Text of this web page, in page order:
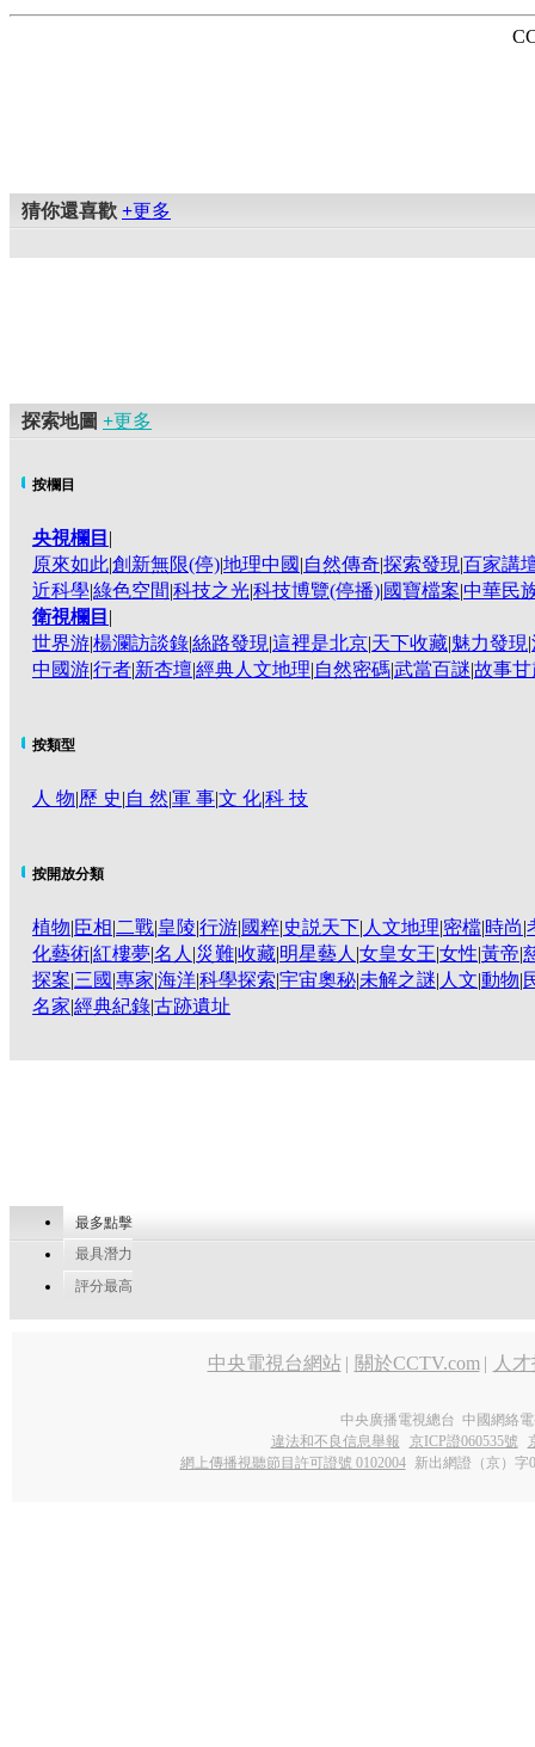
猜你還喜歡 +更多
探索地圖 +更多
按欄目
央視欄目 |
原來如此|創新無限(停)|地理中國|自然傳奇|探索發現|百家講
近科學|綠色空間|科技之光|科技博覽(停播)|國寶檔案|中華民
衛視欄目 |
世界游|楊瀾訪談錄|絲路發現|這裡是北京|天下收藏|魅力發現|
中國游|行者|新杏壇|經典人文地理|自然密碼|武當百謎|故事甘
按類型
人 物|歷 史|自 然|軍 事|文 化|科 技
按開放分類
植物|臣相|二戰|皇陵|行游|國粹|史説天下| 人文地理|密檔|時尚|
化藝術|紅樓夢|名人 |災難|收藏|明星藝人 |女皇女王|女性|黃帝|
探案|三國|專家|海洋|科學探索|宇宙奧秘|未解之謎| 人文|動物|
名家|經典紀錄|古跡遺址
最多點擊
最具潛力
評分最高
中央電視台網站 | 關於CCTV.com | 人
中央廣播電視總台 中國網絡
違法和不良信息舉報
京ICP證060535號
網上傳播視聽節目許可證號 0102004 新出網證（京）